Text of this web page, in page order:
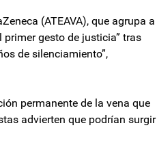
(ATEAVA), que agrupa a
gesto de justicia” tras
de silenciamiento”,
permanente de la vena que
advierten que podrían surgir